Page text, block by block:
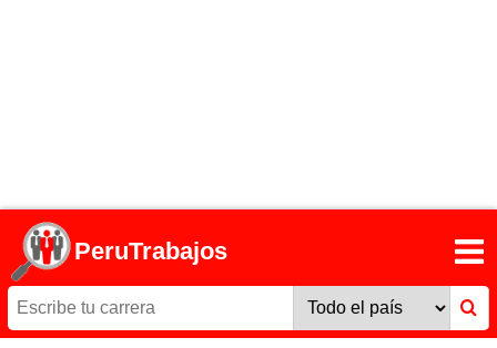
PeruTrabajos